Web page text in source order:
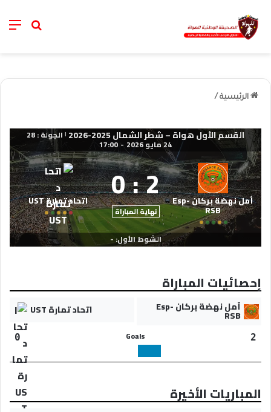
خانة
الرئيسية /
القسم الأول هواة – شطر الشمال 2025-2026 | الجولة : 28
24 مايو 2026 -
17:00
أمل نهضة بركان Esp-
RSB
2
:
0
نهاية المباراة
اتحاد تمارة UST
الشوط الأول: -
إحصائيات المباراة
أمل نهضة بركان Esp-
RSB اتحاد تمارة UST
2
Goals
0
المباريات الأخيرة